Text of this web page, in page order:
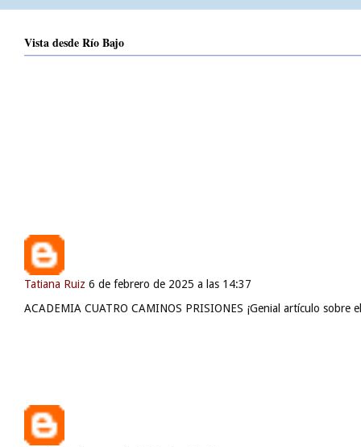
Vista desde Río Bajo
Tatiana Ruiz 6 de febrero de 2025 a las 14:37
ACADEMIA CUATRO CAMINOS PRISIONES ¡Genial artículo sobre